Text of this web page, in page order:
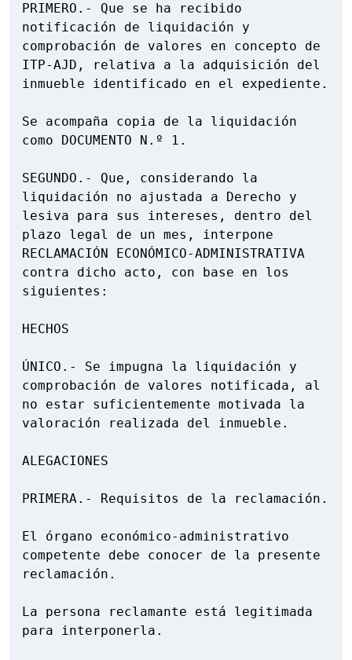
PRIMERO.- Que se ha recibido
notificación de liquidación y
comprobación de valores en concepto de
ITP-AJD, relativa a la adquisición del
inmueble identificado en el expediente.
Se acompaña copia de la liquidación
como DOCUMENTO N.º 1.
SEGUNDO.- Que, considerando la
liquidación no ajustada a Derecho y
lesiva para sus intereses, dentro del
plazo legal de un mes, interpone
RECLAMACIÓN ECONÓMICO-ADMINISTRATIVA
contra dicho acto, con base en los
siguientes:
HECHOS
ÚNICO.- Se impugna la liquidación y
comprobación de valores notificada, al
no estar suficientemente motivada la
valoración realizada del inmueble.
ALEGACIONES
PRIMERA.- Requisitos de la reclamación.
El órgano económico-administrativo
competente debe conocer de la presente
reclamación.
La persona reclamante está legitimada
para interponerla.